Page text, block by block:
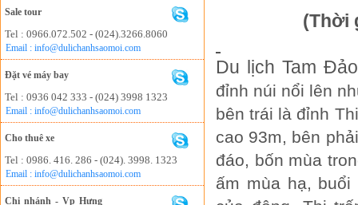
Sale tour
Tel : 0966.072.502 - (024).3266.8060
Email : info@dulichanhsaomoi.com
Đặt vé máy bay
Tel : 0936 042 333 - (024) 3998 1323
Email : info@dulichanhsaomoi.com
Cho thuê xe
Tel : 0986. 416. 286 - (024). 3998. 1323
Email : info@dulichanhsaomoi.com
Chi nhánh - Vp Hưng
(Thời
Du lịch Tam
đỉnh núi nổi lên
bên trái là đỉnh
cao 93m, bên
đáo, bốn mùa
ấm mùa hạ,